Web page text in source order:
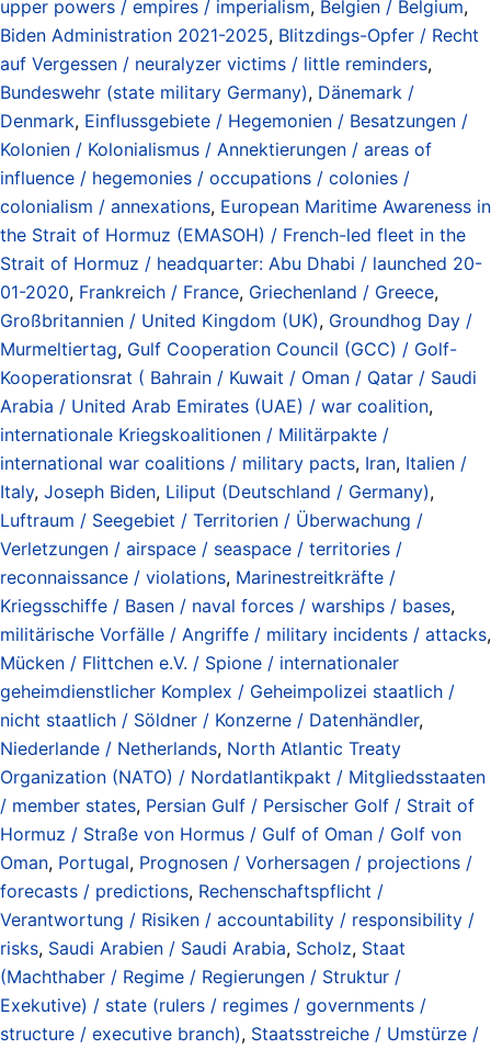
upper powers / empires / imperialism, Belgien / Belgium,
Biden Administration 2021-2025, Blitzdings-Opfer / Recht
auf Vergessen / neuralyzer victims / little reminders,
Bundeswehr (state military Germany), Dänemark /
Denmark, Einflussgebiete / Hegemonien / Besatzungen /
Kolonien / Kolonialismus / Annektierungen / areas of
influence / hegemonies / occupations / colonies /
colonialism / annexations, European Maritime Awareness in
the Strait of Hormuz (EMASOH) / French-led fleet in the
Strait of Hormuz / headquarter: Abu Dhabi / launched 20-
01-2020, Frankreich / France, Griechenland / Greece,
Großbritannien / United Kingdom (UK), Groundhog Day /
Murmeltiertag, Gulf Cooperation Council (GCC) / Golf-
Kooperationsrat ( Bahrain / Kuwait / Oman / Qatar / Saudi
Arabia / United Arab Emirates (UAE) / war coalition,
internationale Kriegskoalitionen / Militärpakte /
international war coalitions / military pacts, Iran, Italien /
Italy, Joseph Biden, Liliput (Deutschland / Germany),
Luftraum / Seegebiet / Territorien / Überwachung /
Verletzungen / airspace / seaspace / territories /
reconnaissance / violations, Marinestreitkräfte /
Kriegsschiffe / Basen / naval forces / warships / bases,
militärische Vorfälle / Angriffe / military incidents / attacks,
Mücken / Flittchen e.V. / Spione / internationaler
geheimdienstlicher Komplex / Geheimpolizei staatlich /
nicht staatlich / Söldner / Konzerne / Datenhändler,
Niederlande / Netherlands, North Atlantic Treaty
Organization (NATO) / Nordatlantikpakt / Mitgliedsstaaten
/ member states, Persian Gulf / Persischer Golf / Strait of
Hormuz / Straße von Hormus / Gulf of Oman / Golf von
Oman, Portugal, Prognosen / Vorhersagen / projections /
forecasts / predictions, Rechenschaftspflicht /
Verantwortung / Risiken / accountability / responsibility /
risks, Saudi Arabien / Saudi Arabia, Scholz, Staat
(Machthaber / Regime / Regierungen / Struktur /
Exekutive) / state (rulers / regimes / governments /
structure / executive branch), Staatsstreiche / Umstürze /